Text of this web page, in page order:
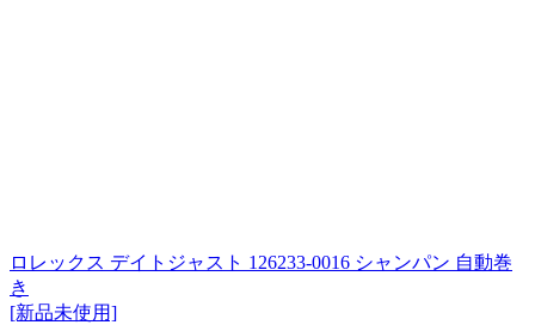
ロレックス デイトジャスト 126233-0016 シャンパン 自動巻
き
[新品未使用]